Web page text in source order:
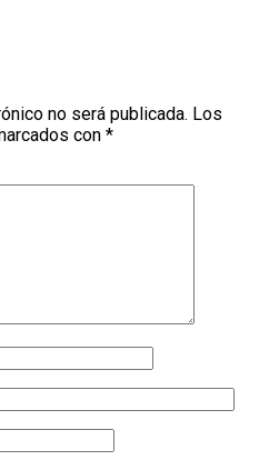
no será publicada. Los
con *